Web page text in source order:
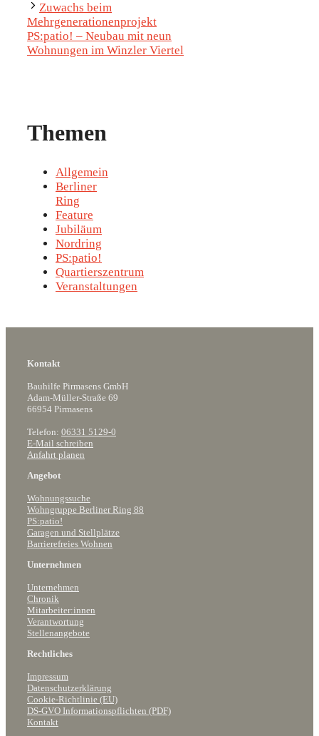
Zuwachs beim
Mehrgenerationenprojekt
PS:patio! – Neubau mit neun
Wohnungen im Winzler Viertel
Themen
Allgemein
Berliner
Ring
Feature
Jubiläum
Nordring
PS:patio!
Quartierszentrum
Veranstaltungen
Kontakt
Bauhilfe Pirmasens GmbH
Adam-Müller-Straße 69
66954 Pirmasens
Telefon: 06331 5129-0
E-Mail schreiben
Anfahrt planen
Angebot
Wohnungssuche
Wohngruppe Berliner Ring 88
PS:patio!
Garagen und Stellplätze
Barrierefreies Wohnen
Unternehmen
Unternehmen
Chronik
Mitarbeiter:innen
Verantwortung
Stellenangebote
Rechtliches
Impressum
Datenschutzerklärung
Cookie-Richtlinie (EU)
DS-GVO Informationspflichten (PDF)
Kontakt